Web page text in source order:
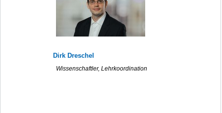
Dirk Dreschel
Wissenschaftler, Lehrkoordination